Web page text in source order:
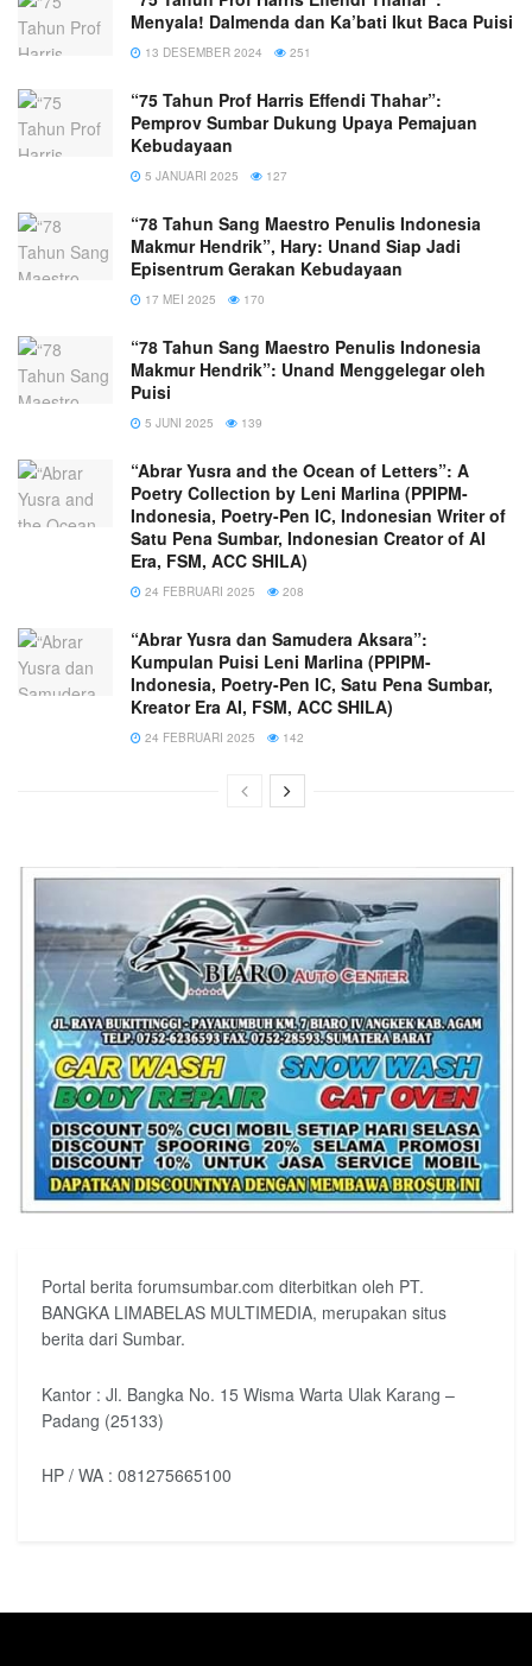
Menyala! Dalmenda dan Ka’bati Ikut Baca Puisi
13 DESEMBER 2024 251
“75 Tahun Prof Harris Effendi Thahar”:
Pemprov Sumbar Dukung Upaya Pemajuan
Kebudayaan
5 JANUARI 2025 127
“78 Tahun Sang Maestro Penulis Indonesia
Makmur Hendrik”, Hary: Unand Siap Jadi
Episentrum Gerakan Kebudayaan
17 MEI 2025 170
“78 Tahun Sang Maestro Penulis Indonesia
Makmur Hendrik”: Unand Menggelegar oleh
Puisi
5 JUNI 2025 139
“Abrar Yusra and the Ocean of Letters”: A
Poetry Collection by Leni Marlina (PPIPM-
Indonesia, Poetry-Pen IC, Indonesian Writer of
Satu Pena Sumbar, Indonesian Creator of AI
Era, FSM, ACC SHILA)
24 FEBRUARI 2025 208
“Abrar Yusra dan Samudera Aksara”:
Kumpulan Puisi Leni Marlina (PPIPM-
Indonesia, Poetry-Pen IC, Satu Pena Sumbar,
Kreator Era AI, FSM, ACC SHILA)
24 FEBRUARI 2025 142
Portal berita forumsumbar.com diterbitkan oleh PT.
BANGKA LIMABELAS MULTIMEDIA, merupakan situs
berita dari Sumbar.
Kantor : Jl. Bangka No. 15 Wisma Warta Ulak Karang –
Padang (25133)
HP / WA : 081275665100